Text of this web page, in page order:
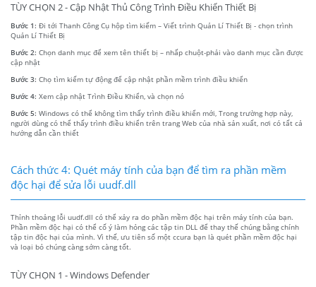
TÙY CHỌN 2 - Cập Nhật Thủ Công Trình Điều Khiển Thiết Bị
Bước 1: Đi tới Thanh Công Cụ hộp tìm kiếm – Viết trình Quản Lí Thiết Bị - chọn trình
Quản Lí Thiết Bị
Bước 2: Chọn danh mục để xem tên thiết bị – nhấp chuột-phải vào danh mục cần được
cập nhật
Bước 3: Chọ tìm kiếm tự động để cập nhật phần mềm trình điều khiển
Bước 4: Xem cập nhật Trình Điều Khiển, và chọn nó
Bước 5: Windows có thể không tìm thấy trình điều khiển mới, Trong trường hợp này,
người dùng có thể thấy trình điều khiển trên trang Web của nhà sản xuất, nơi có tất cả
hướng dẫn cần thiết
Cách thức 4: Quét máy tính của bạn để tìm ra phần mềm
độc hại để sửa lỗi uudf.dll
Thỉnh thoảng lỗi uudf.dll có thể xảy ra do phần mềm độc hại trên máy tính của bạn.
Phần mềm độc hại có thể cố ý làm hỏng các tập tin DLL để thay thế chúng bằng chính
tập tin độc hại của mình. Vì thế, ưu tiên số một ccura bạn là quét phần mềm độc hại
và loại bỏ chúng càng sớm càng tốt.
TÙY CHỌN 1 - Windows Defender